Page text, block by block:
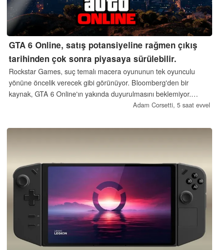
GTA 6 Online, satış potansiyeline rağmen çıkış
tarihinden çok sonra piyasaya sürülebilir.
Rockstar Games, suç temalı macera oyununun tek oyunculu
yönüne öncelik verecek gibi görünüyor. Bloomberg'den bir
kaynak, GTA 6 Online'ın yakında duyurulmasını beklemiyor.
Güncellemelerle birlikte, çok oyunculu GTA Online, mikro
sürdürebilir.
Adam Corsetti, 5 saat evvel